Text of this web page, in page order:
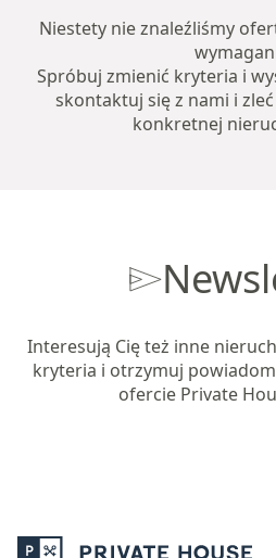
Niestety nie znaleźliśmy
Spróbuj zmienić kryteria i
skontaktuj się z nami i
konkretnej
Interesują Cię też inne
kryteria i otrzymuj
ofercie Private